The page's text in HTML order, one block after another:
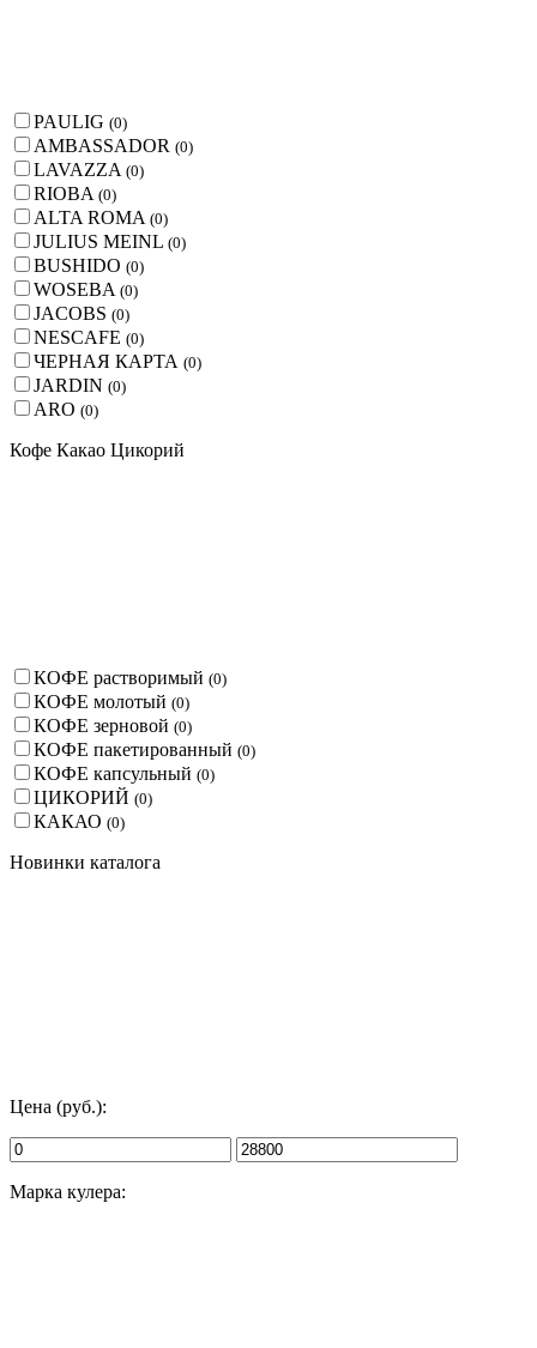
PAULIG (0)
AMBASSADOR (0)
LAVAZZA (0)
RIOBA (0)
ALTA ROMA (0)
JULIUS MEINL (0)
BUSHIDO (0)
WOSEBA (0)
JACOBS (0)
NESCAFE (0)
ЧЕРНАЯ КАРТА (0)
JARDIN (0)
ARO (0)
Кофе Какао Цикорий
КОФЕ растворимый (0)
КОФЕ молотый (0)
КОФЕ зерновой (0)
КОФЕ пакетированный (0)
КОФЕ капсульный (0)
ЦИКОРИЙ (0)
КАКАО (0)
Новинки каталога
Цена (руб.):
Марка кулера: